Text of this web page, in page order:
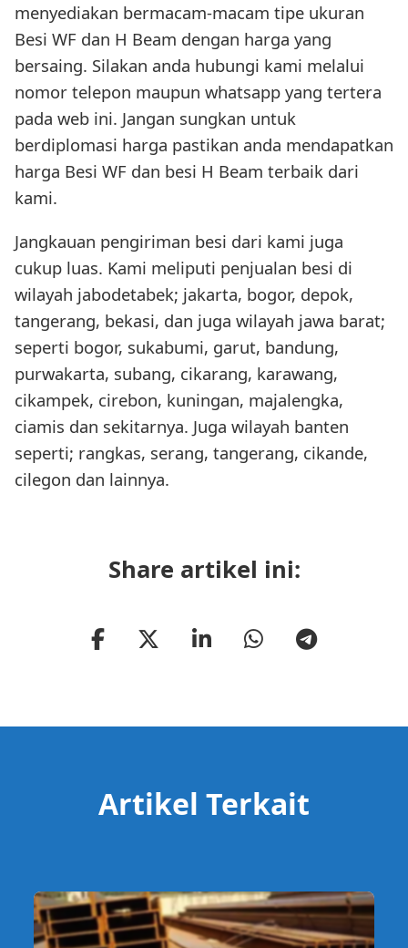
menyediakan bermacam-macam tipe ukuran
Besi WF dan H Beam dengan harga yang
bersaing. Silakan anda hubungi kami melalui
nomor telepon maupun whatsapp yang tertera
pada web ini. Jangan sungkan untuk
berdiplomasi harga pastikan anda mendapatkan
harga Besi WF dan besi H Beam terbaik dari
kami.
Jangkauan pengiriman besi dari kami juga
cukup luas. Kami meliputi penjualan besi di
wilayah jabodetabek; jakarta, bogor, depok,
tangerang, bekasi, dan juga wilayah jawa barat;
seperti bogor, sukabumi, garut, bandung,
purwakarta, subang, cikarang, karawang,
cikampek, cirebon, kuningan, majalengka,
ciamis dan sekitarnya. Juga wilayah banten
seperti; rangkas, serang, tangerang, cikande,
cilegon dan lainnya.
Share artikel ini:
Artikel Terkait